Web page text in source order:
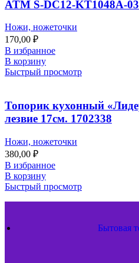
ATM S-DC12-KT1048A-
Ножи, ножеточки
170,00 ₽
В избранное
В корзину
Быстрый просмотр
Топорик кухонный
лезвие 17см. 1702338
Ножи, ножеточки
380,00 ₽
В избранное
В корзину
Быстрый просмотр
Бытовая